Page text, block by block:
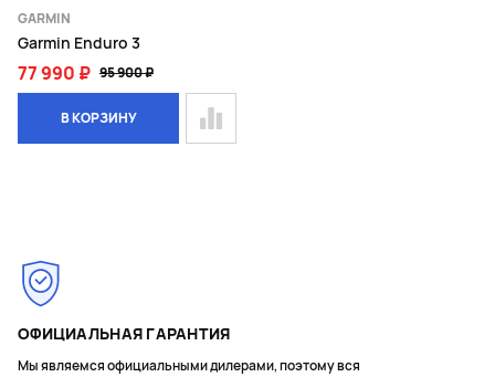
GARMIN
Garmin Enduro 3
77 990 ₽ 95 900 ₽
В КОРЗИНУ
ОФИЦИАЛЬНАЯ ГАРАНТИЯ
Мы являемся официальными дилерами, поэтому вся